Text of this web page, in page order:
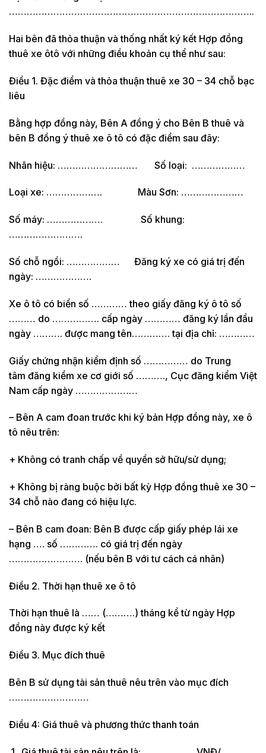
………………………………………………………………………..
Hai bên đã thỏa thuận và thống nhất ký kết Hợp đồng
thuê xe ôtô với những điều khoản cụ thể như sau:
Điều 1. Đặc điểm và thỏa thuận thuê xe 30 – 34 chỗ bạc
liêu
Bằng hợp đồng này, Bên A đồng ý cho Bên B thuê và
bên B đồng ý thuê xe ô tô có đặc điểm sau đây:
Nhãn hiệu: ……………………… Số loại: ………………
Loại xe: ………………. Màu Sơn: …………………
Số máy: ………………. Số khung:
…………………….
Số chỗ ngồi: ……………… Đăng ký xe có giá trị đến
ngày: ……………….
Xe ô tô có biển số ………… theo giấy đăng ký ô tô số
……… do ……………. cấp ngày ………… đăng ký lần đầu
ngày ………. được mang tên…………. tại địa chỉ: …………
Giấy chứng nhận kiểm định số …………… do Trung
tâm đăng kiểm xe cơ giới số ………., Cục đăng kiểm Việt
Nam cấp ngày …………………
– Bên A cam đoan trước khi ký bản Hợp đồng này, xe ô
tô nêu trên:
+ Không có tranh chấp về quyền sở hữu/sử dụng;
+ Không bị ràng buộc bởi bất kỳ Hợp đồng thuê xe 30 –
34 chỗ nào đang có hiệu lực.
– Bên B cam đoan: Bên B được cấp giấy phép lái xe
hạng …. số …………. có giá trị đến ngày
……………………. (nếu bên B với tư cách cá nhân)
Điều 2. Thời hạn thuê xe ô tô
Thời hạn thuê là …… (……….) tháng kể từ ngày Hợp
đồng này được ký kết
Điều 3. Mục đích thuê
Bên B sử dụng tài sản thuê nêu trên vào mục đích
………………………
Điều 4: Giá thuê và phương thức thanh toán